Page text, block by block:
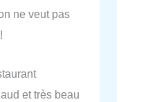
ne veut pas
et très beau